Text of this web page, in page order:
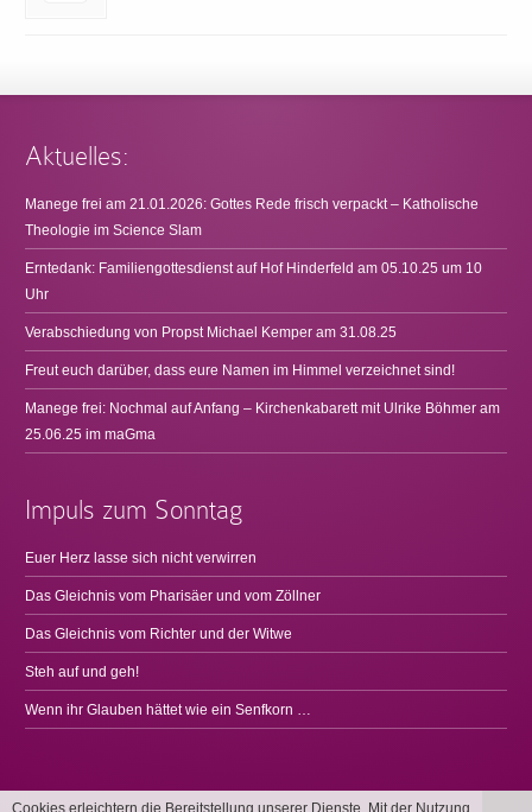
Aktuelles:
Manege frei am 21.01.2026: Gottes Rede frisch verpackt – Katholische
Theologie im Science Slam
Erntedank: Familiengottesdienst auf Hof Hinderfeld am 05.10.25 um 10
Uhr
Verabschiedung von Propst Michael Kemper am 31.08.25
Freut euch darüber, dass eure Namen im Himmel verzeichnet sind!
Manege frei: Nochmal auf Anfang – Kirchenkabarett mit Ulrike Böhmer am
25.06.25 im maGma
Impuls zum Sonntag
Euer Herz lasse sich nicht verwirren
Das Gleichnis vom Pharisäer und vom Zöllner
Das Gleichnis vom Richter und der Witwe
Steh auf und geh!
Wenn ihr Glauben hättet wie ein Senfkorn …
Cookies erleichtern die Bereitstellung unserer Dienste. Mit der Nutzung